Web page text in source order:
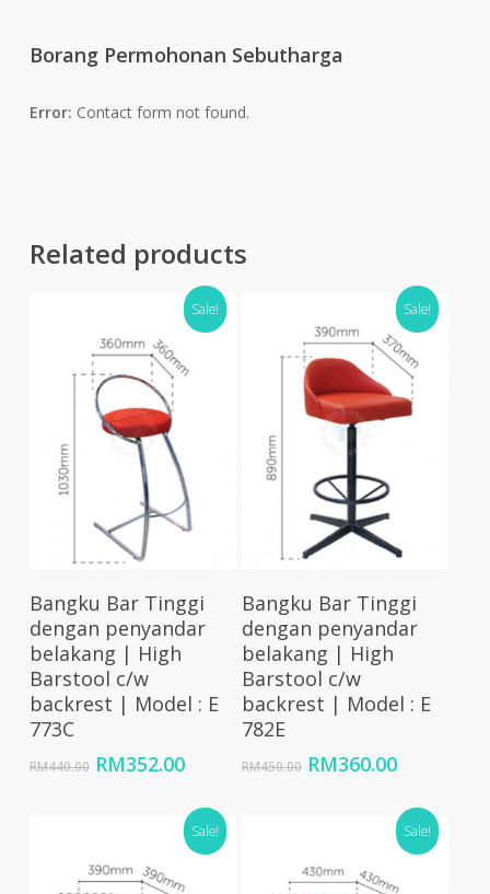
Borang Permohonan Sebutharga
Error: Contact form not found.
Related products
Sale!
Select Options
Bangku Bar Tinggi
dengan penyandar
belakang | High
Barstool c/w
backrest | Model : E
773C
RM440.00 Original
RM440.00.
RM352.00Current
is:
RM352.00.
Sale!
Select Options
Bangku Bar Tinggi
dengan penyandar
belakang | High
Barstool c/w
backrest | Model : E
782E
RM450.00 Original
RM450.00.
RM360.00Current
is:
RM360.00.
Sale! Sale!